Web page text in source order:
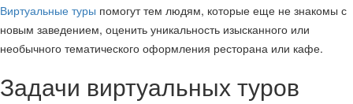
Виртуальные туры помогут тем людям, которые еще не знакомы с
новым заведением, оценить уникальность изысканного или
необычного тематического оформления ресторана или кафе.
Задачи виртуальных туров